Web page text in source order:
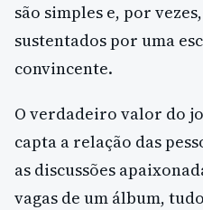
são simples e, por
sustentados por uma
convincente.
O verdadeiro valor do
capta a relação das
as discussões
vagas de um álbum,